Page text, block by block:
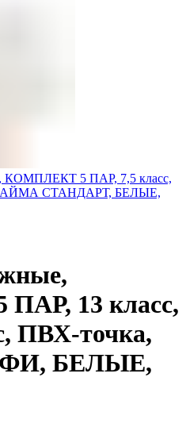
КОМПЛЕКТ 5 ПАР, 7,5 класс,
ЛАЙМА СТАНДАРТ, БЕЛЫЕ,
13 класс,
ПВХ-точка,
БЕЛЫЕ,